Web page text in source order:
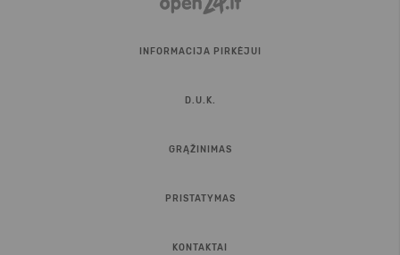
INFORMACIJA PIRKĖJUI
D.U.K.
GRĄŽINIMAS
PRISTATYMAS
KONTAKTAI